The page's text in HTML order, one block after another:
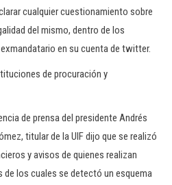
cualquier cuestionamiento sobre
del mismo, dentro de los
en su cuenta de twitter.
de procuración y
de prensa del presidente Andrés
titular de la UIF dijo que se realizó
y avisos de quienes realizan
de los cuales se detectó un esquema